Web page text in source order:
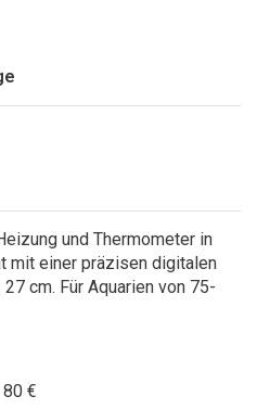
und Thermometer in
mit einer präzisen digitalen
cm. Für Aquarien von 75-
€